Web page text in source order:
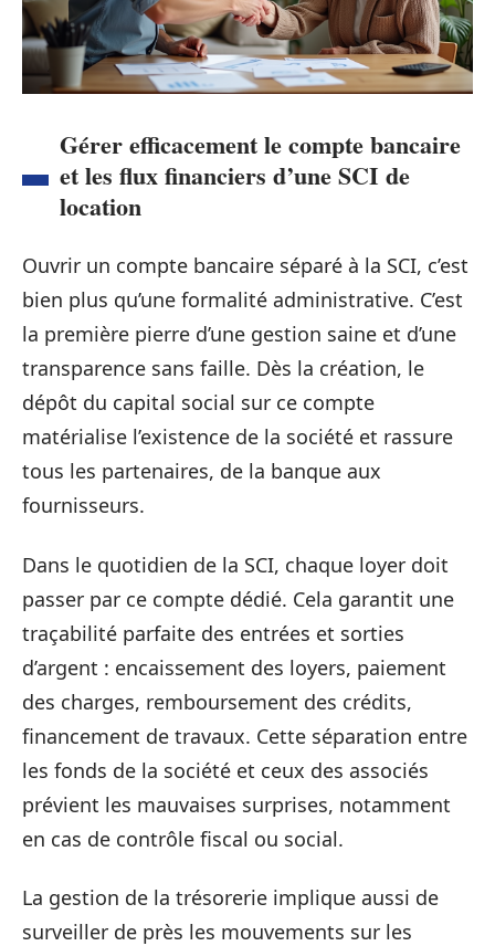
Gérer efficacement le compte bancaire
et les flux financiers d’une SCI de
location
Ouvrir un compte bancaire séparé à la SCI, c’est
bien plus qu’une formalité administrative. C’est
la première pierre d’une gestion saine et d’une
transparence sans faille. Dès la création, le
dépôt du capital social sur ce compte
matérialise l’existence de la société et rassure
tous les partenaires, de la banque aux
fournisseurs.
Dans le quotidien de la SCI, chaque loyer doit
passer par ce compte dédié. Cela garantit une
traçabilité parfaite des entrées et sorties
d’argent : encaissement des loyers, paiement
des charges, remboursement des crédits,
financement de travaux. Cette séparation entre
les fonds de la société et ceux des associés
prévient les mauvaises surprises, notamment
en cas de contrôle fiscal ou social.
La gestion de la trésorerie implique aussi de
surveiller de près les mouvements sur les